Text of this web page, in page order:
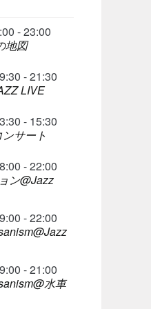
- 23:00
地図
- 21:30
LIVE
- 15:30
サート
- 22:00
ン@Jazz
- 22:00
- 21:00
水車